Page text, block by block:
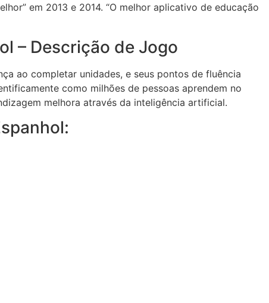
em 2013 e 2014. “O melhor aplicativo de educação
– Descrição de Jogo
ao completar unidades, e seus pontos de fluência
como milhões de pessoas aprendem no
melhora através da inteligência artificial.